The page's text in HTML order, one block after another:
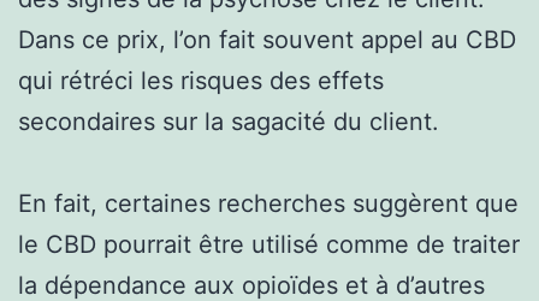
Dans ce prix, l’on fait souvent appel au CBD
qui rétréci les risques des effets
secondaires sur la sagacité du client.
En fait, certaines recherches suggèrent que
le CBD pourrait être utilisé comme de traiter
la dépendance aux opioïdes et à d’autres